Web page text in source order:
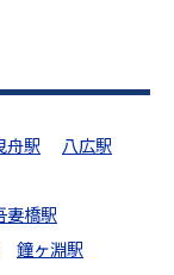
舟駅
八広駅
妻橋駅
鐘ヶ淵駅